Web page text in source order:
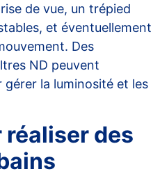
de vue, un trépied
et éventuellement
Des
ND peuvent
la luminosité et les
des